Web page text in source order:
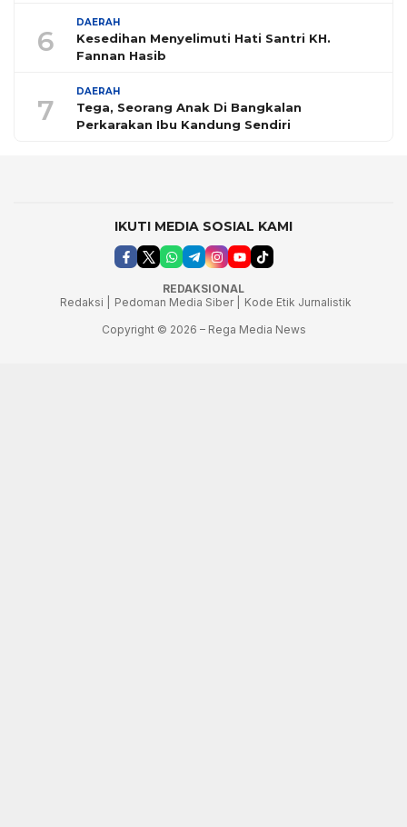
6
DAERAH
Kesedihan Menyelimuti Hati Santri KH.
Fannan Hasib
7
DAERAH
Tega, Seorang Anak Di Bangkalan
Perkarakan Ibu Kandung Sendiri
IKUTI MEDIA SOSIAL KAMI
REDAKSIONAL
Redaksi |
Pedoman Media Siber |
Kode Etik Jurnalistik
Copyright © 2026 – Rega Media News